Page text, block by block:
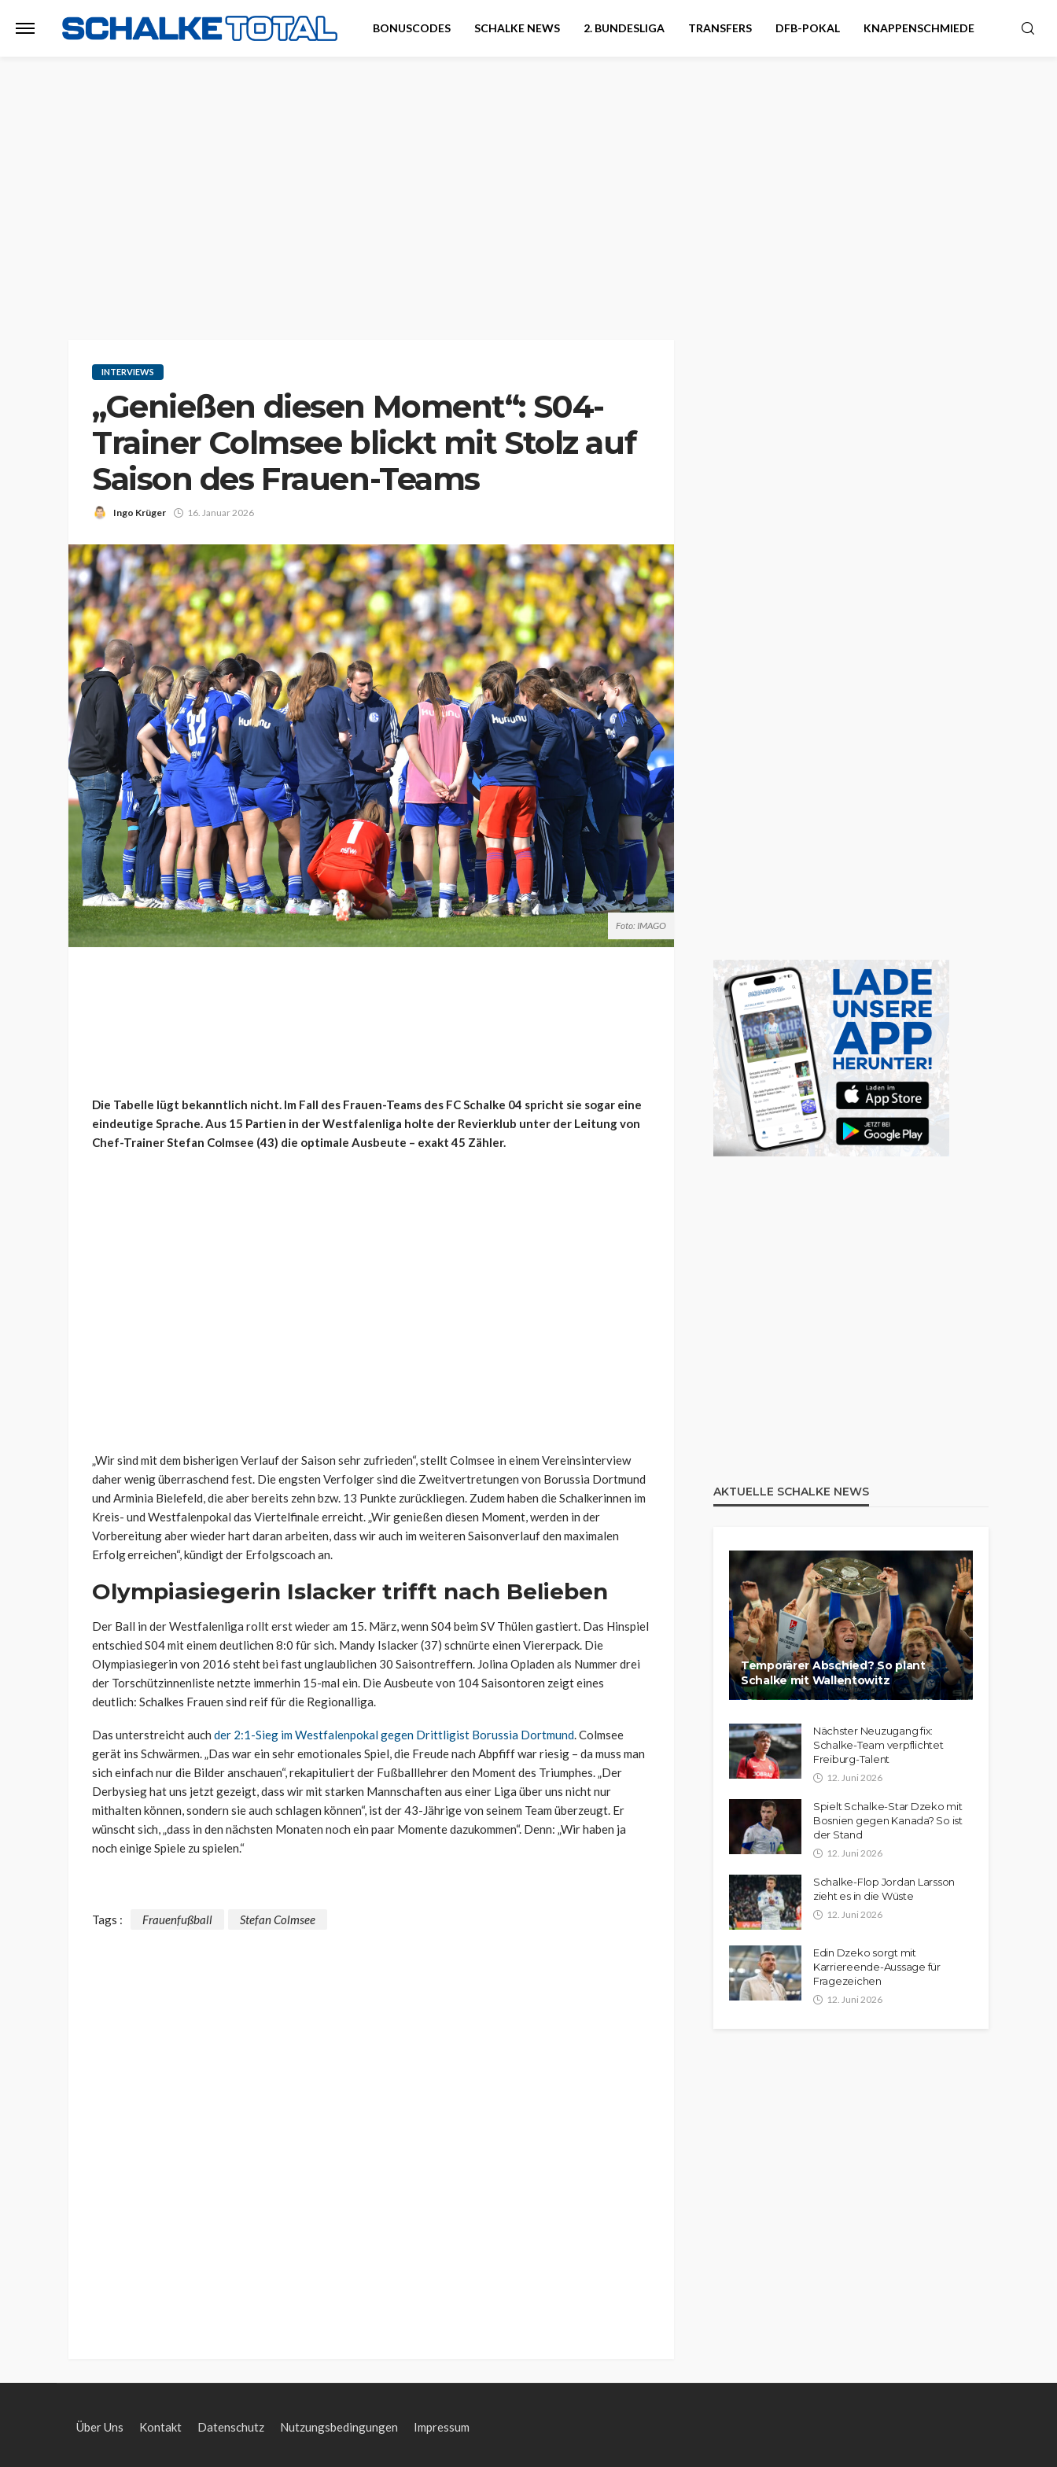
BONUSCODES SCHALKE NEWS 2. BUNDESLIGA TRANSFERS DFB-POKAL KNAPPENSCHMIEDE
INTERVIEWS
„Genießen diesen Moment“: S04-
Trainer Colmsee blickt mit Stolz auf
Saison des Frauen-Teams
Ingo Krüger 16. Januar 2026
Foto: IMAGO
Die Tabelle lügt bekanntlich nicht. Im Fall des Frauen-Teams des FC Schalke 04 spricht sie sogar eine
eindeutige Sprache. Aus 15 Partien in der Westfalenliga holte der Revierklub unter der Leitung von
Chef-Trainer Stefan Colmsee (43) die optimale Ausbeute – exakt 45 Zähler.
„Wir sind mit dem bisherigen Verlauf der Saison sehr zufrieden“, stellt Colmsee in einem Vereinsinterview
daher wenig überraschend fest. Die engsten Verfolger sind die Zweitvertretungen von Borussia Dortmund
und Arminia Bielefeld, die aber bereits zehn bzw. 13 Punkte zurückliegen. Zudem haben die Schalkerinnen im
Kreis- und Westfalenpokal das Viertelfinale erreicht. „Wir genießen diesen Moment, werden in der
Vorbereitung aber wieder hart daran arbeiten, dass wir auch im weiteren Saisonverlauf den maximalen
Erfolg erreichen“, kündigt der Erfolgscoach an.
Olympiasiegerin Islacker trifft nach Belieben
Der Ball in der Westfalenliga rollt erst wieder am 15. März, wenn S04 beim SV Thülen gastiert. Das Hinspiel
entschied S04 mit einem deutlichen 8:0 für sich. Mandy Islacker (37) schnürte einen Viererpack. Die
Olympiasiegerin von 2016 steht bei fast unglaublichen 30 Saisontreffern. Jolina Opladen als Nummer drei
der Torschützinnenliste netzte immerhin 15-mal ein. Die Ausbeute von 104 Saisontoren zeigt eines
deutlich: Schalkes Frauen sind reif für die Regionalliga.
Das unterstreicht auch der 2:1-Sieg im Westfalenpokal gegen Drittligist Borussia Dortmund. Colmsee
gerät ins Schwärmen. „Das war ein sehr emotionales Spiel, die Freude nach Abpfiff war riesig – da muss man
sich einfach nur die Bilder anschauen“, rekapituliert der Fußballlehrer den Moment des Triumphes. „Der
Derbysieghat uns jetztgezeigt, dass wir mit starken Mannschaften aus einer Liga über uns nicht nur
mithalten können, sondern sie auch schlagen können“, ist der 43-Jährige von seinem Team überzeugt. Er
wünscht sich, „dass in den nächsten Monaten noch ein paar Momente dazukommen“. Denn: „Wirhaben ja
noch einigeSpiele zu spielen.“
Tags : Frauenfußball Stefan Colmsee
AKTUELLE SCHALKE NEWS
Temporärer Abschied? So plant
Schalke mit Wallentowitz
Nächster Neuzugang fix:
Schalke-Team verpflichtet
Freiburg-Talent
12. Juni 2026
Spielt Schalke-Star Dzeko mit
Bosnien gegen Kanada? So ist
der Stand
12. Juni 2026
Schalke-Flop Jordan Larsson
zieht es in die Wüste
12. Juni 2026
Edin Dzeko sorgt mit
Karriereende-Aussage für
Fragezeichen
12. Juni 2026
Über Uns Kontakt Datenschutz Nutzungsbedingungen Impressum